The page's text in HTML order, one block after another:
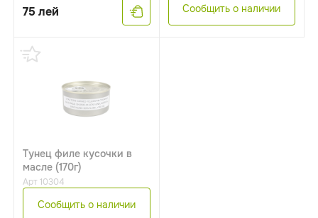
75 лей Сообщить о наличии
Тунец филе кусочки в
масле (170г)
Арт 10304
Сообщить о наличии